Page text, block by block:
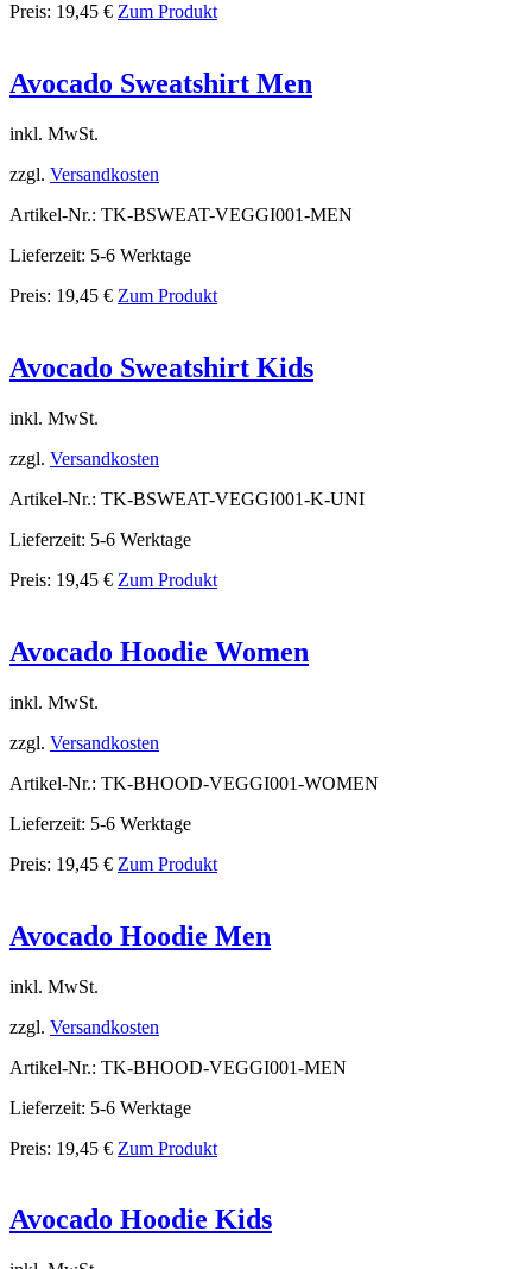
Preis: 19,45 € Zum Produkt
Avocado Sweatshirt Men
inkl. MwSt.
zzgl. Versandkosten
Artikel-Nr.: TK-BSWEAT-VEGGI001-MEN
Lieferzeit: 5-6 Werktage
Preis: 19,45 € Zum Produkt
Avocado Sweatshirt Kids
inkl. MwSt.
zzgl. Versandkosten
Artikel-Nr.: TK-BSWEAT-VEGGI001-K-UNI
Lieferzeit: 5-6 Werktage
Preis: 19,45 € Zum Produkt
Avocado Hoodie Women
inkl. MwSt.
zzgl. Versandkosten
Artikel-Nr.: TK-BHOOD-VEGGI001-WOMEN
Lieferzeit: 5-6 Werktage
Preis: 19,45 € Zum Produkt
Avocado Hoodie Men
inkl. MwSt.
zzgl. Versandkosten
Artikel-Nr.: TK-BHOOD-VEGGI001-MEN
Lieferzeit: 5-6 Werktage
Preis: 19,45 € Zum Produkt
Avocado Hoodie Kids